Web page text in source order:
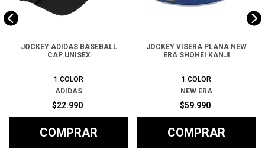
JOCKEY ADIDAS BASEBALL
CAP UNISEX
1 COLOR
ADIDAS
$22.990
COMPRAR
JOCKEY VISERA PLANA NEW
ERA SHOHEI KANJI
1 COLOR
NEW ERA
$59.990
COMPRAR